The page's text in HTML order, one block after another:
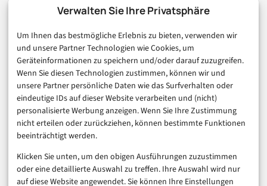
Verwalten Sie Ihre Privatsphäre
Um Ihnen das bestmögliche Erlebnis zu bieten, verwenden wir
und unsere Partner Technologien wie Cookies, um
Geräteinformationen zu speichern und/oder darauf zuzugreifen.
Wenn Sie diesen Technologien zustimmen, können wir und
unsere Partner persönliche Daten wie das Surfverhalten oder
eindeutige IDs auf dieser Website verarbeiten und (nicht)
personalisierte Werbung anzeigen. Wenn Sie Ihre Zustimmung
nicht erteilen oder zurückziehen, können bestimmte Funktionen
beeinträchtigt werden.
Klicken Sie unten, um den obigen Ausführungen zuzustimmen
oder eine detaillierte Auswahl zu treffen. Ihre Auswahl wird nur
auf diese Website angewendet. Sie können Ihre Einstellungen
Technologie & IT
Consumer & Digital Life
Marketing
Finanzen & FinTech
Business & Karriere
Sicherheit & Recht
Digitalisierung
Marketing
Magazin